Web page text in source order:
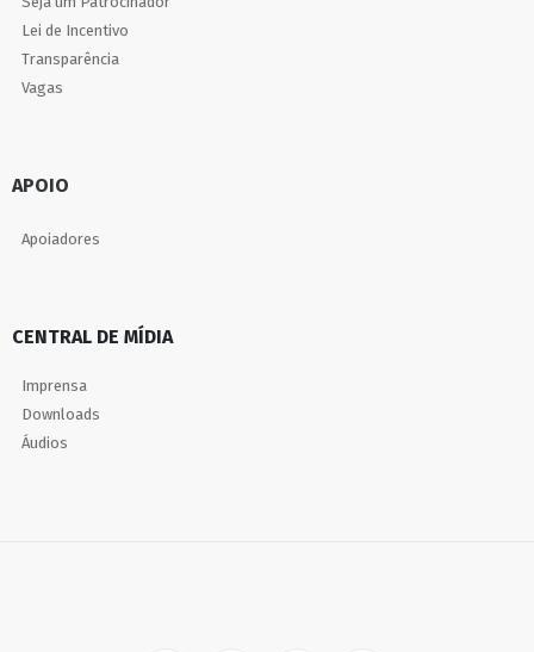
Lei de Incentivo
Transparência
Vagas
APOIO
Apoiadores
CENTRAL DE MÍDIA
Imprensa
Downloads
Áudios